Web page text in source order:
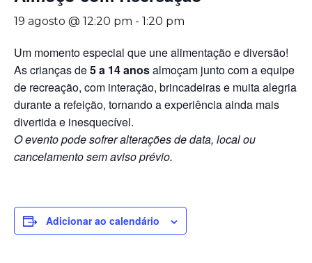
19 agosto @ 12:20 pm - 1:20 pm
Um momento especial que une alimentação e diversão!
As crianças de5 a 14 anosalmoçam junto com a equipe
de recreação, com interação, brincadeiras e muita alegria
durante a refeição, tornando a experiência ainda mais
divertida e inesquecível.
O evento pode sofrer alterações de data, local ou
cancelamento sem aviso prévio.
Adicionar ao calendário